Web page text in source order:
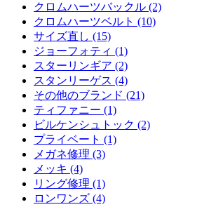
クロムハーツバックル (2)
クロムハーツベルト (10)
サイズ直し (15)
ジョーフォティ (1)
スターリンギア (2)
スタンリーゲス (4)
その他のブランド (21)
ティファニー (1)
ビルケンシュトック (2)
プライベート (1)
メガネ修理 (3)
メッキ (4)
リング修理 (1)
ロンワンズ (4)